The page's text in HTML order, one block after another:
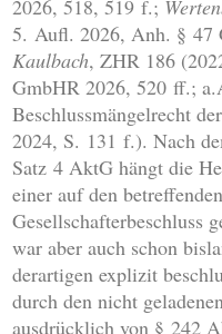
2026, 518, 519 f.;
5. Aufl. 2026, Anh. § 47
Kaulbach, ZHR 186
GmbHR 2026, 520 ff.;
Beschlussmängelrecht
2024, S. 131 f.). Nach
Satz 4 AktG hängt die
einer auf den
Gesellschafterbeschluss
war aber auch schon
derartigen explizit
durch den nicht
ausdrücklich von § 242